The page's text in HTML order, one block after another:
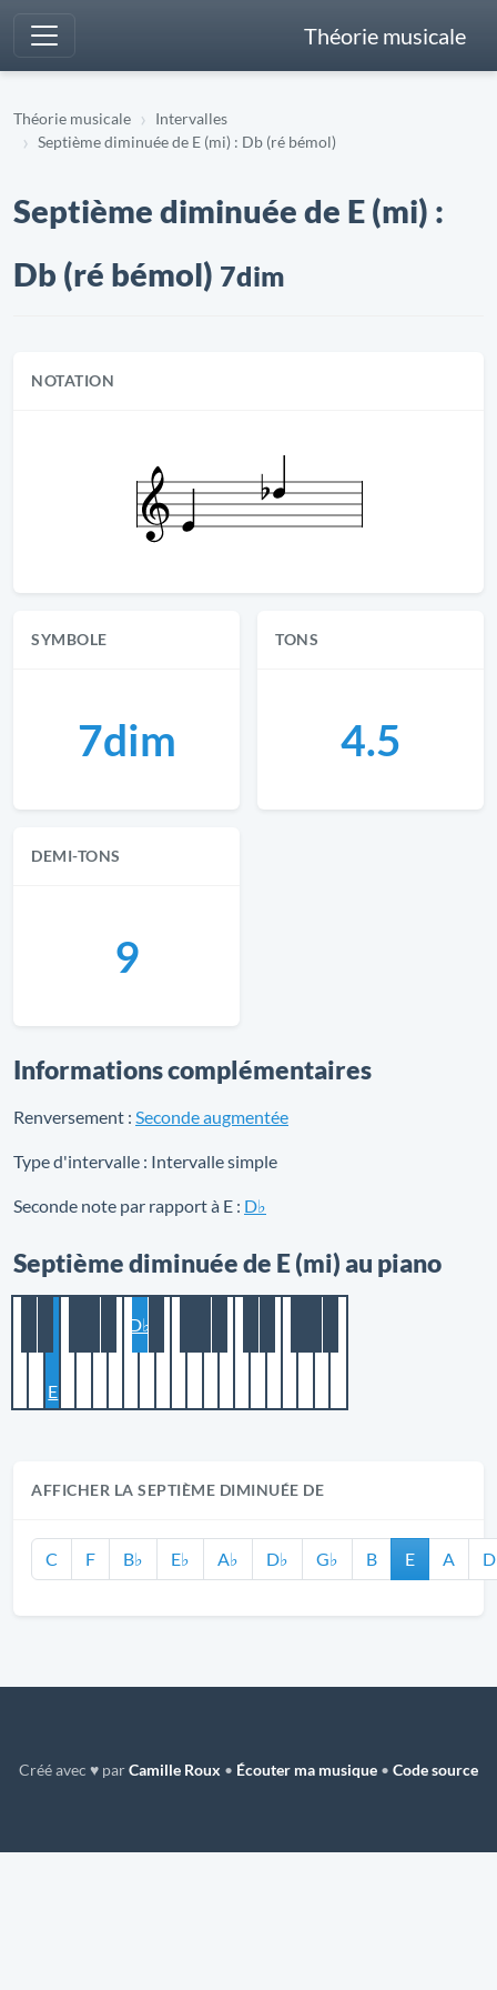
Théorie musicale
Théorie musicale
Intervalles
Septième diminuée de E (mi) : Db (ré bémol)
Septième diminuée de E (mi) :
Db (ré bémol) 7dim
NOTATION
SYMBOLE
7dim
TONS
4.5
DEMI-TONS
9
Informations complémentaires
Renversement : Seconde augmentée
Type d'intervalle : Intervalle simple
Seconde note par rapport à E : D♭
Septième diminuée de E (mi) au piano
E
D♭
AFFICHER LA SEPTIÈME DIMINUÉE DE
C F B♭ E♭ A♭ D♭ G♭ B E A D
Créé avec ♥ parCamille Roux • Écouter ma musique • Code source